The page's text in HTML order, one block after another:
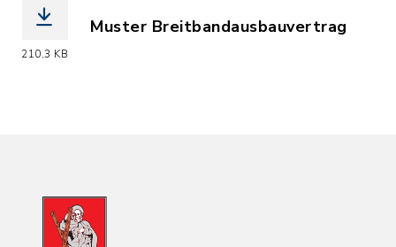
210,3 KB
Muster Breitbandausbauvertrag